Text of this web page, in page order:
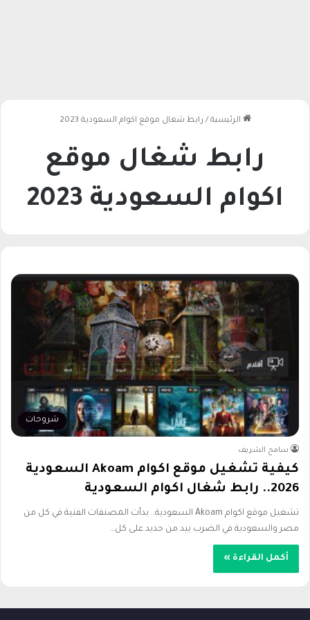
الرئيسية / رابط شغال موقع اكوام السعودية 2023
رابط شغال موقع
اكوام السعودية 2023
شروحات
سامح الشريف
كيفية تشغيل موقع اكوام Akoam السعودية
2026.. رابط شغال اكوام السعودية
تشغيل موقع اكوام Akoam السعودية.. بدأت المصنفات الفنية في كل من
مصر والسعودية في الضرب بيد من حديد على كل…
أكمل القراءة »